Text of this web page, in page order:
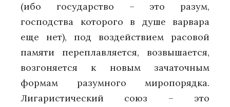
(ибо государство – это разум,
господства которого в душе варвара
еще нет), под воздействием расовой
памяти переплавляется, возвышается,
возгоняется к новым зачаточным
формам разумного миропорядка.
Лигаристический союз – это